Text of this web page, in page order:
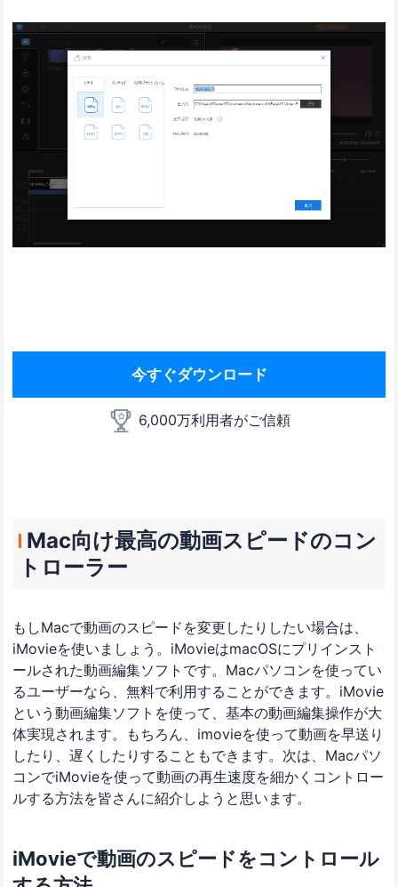
今すぐダウンロード
6,000万利用者がご信頼
Mac向け最高の動画スピードのコン
トローラー
もしMacで動画のスピードを変更したりしたい場合は、
iMovieを使いましょう。iMovieはmacOSにプリインスト
ールされた動画編集ソフトです。Macパソコンを使ってい
るユーザーなら、無料で利用することができます。iMovie
という動画編集ソフトを使って、基本の動画編集操作が大
体実現されます。もちろん、imovieを使って動画を早送り
したり、遅くしたりすることもできます。次は、Macパソ
コンでiMovieを使って動画の再生速度を細かくコントロー
ルする方法を皆さんに紹介しようと思います。
iMovieで動画のスピードをコントロール